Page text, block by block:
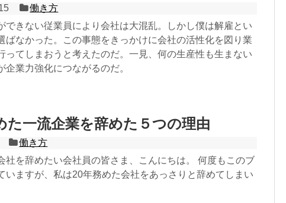
働き方
できない従業員により会社は大混乱。しかし僕は解雇とい
ばなかった。この事態をきっかけに会社の活性化を図り業
ってしまおうと考えたのだ。一見、何の生産性も生まない
企業力強化につながるのだ。
た一流企業を辞めた５つの理由
働き方
社を辞めたい会社員の皆さま、こんにちは。 何度もこのブ
いますが、私は20年務めた会社をあっさりと辞めてしまい